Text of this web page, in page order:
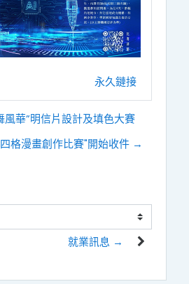
永久鏈接
華”明信片設計及填色大賽
格漫畫創作比賽"開始收件 →
就業訊息 →